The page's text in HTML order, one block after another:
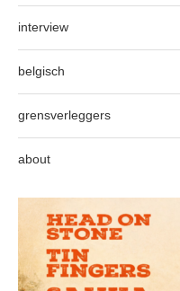
interview
belgisch
grensverleggers
about